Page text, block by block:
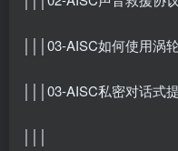
│││03-AISC如何使用涡
│││03-AISC私密对话式